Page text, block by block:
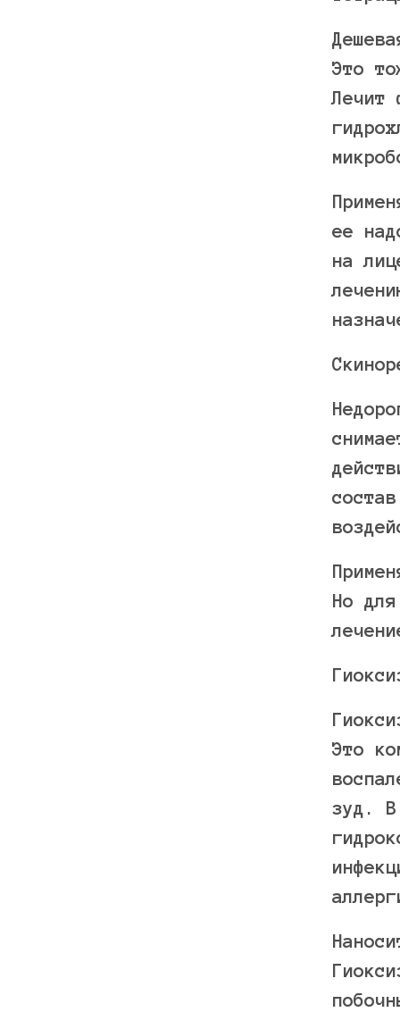
Это
Лечит
ее
на
Но
Это
зуд. В